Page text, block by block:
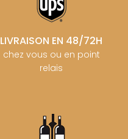
LIVRAISON EN 48/72H
chez vous ou en point
relais